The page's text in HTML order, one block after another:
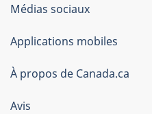
Organisation
du
gouvernement
du
Canada
Médias sociaux
Applications mobiles
À propos de Canada.ca
Avis